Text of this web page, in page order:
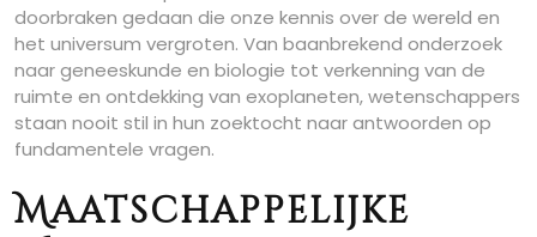
doorbraken gedaan die onze kennis over de wereld en
het universum vergroten. Van baanbrekend onderzoek
naar geneeskunde en biologie tot verkenning van de
ruimte en ontdekking van exoplaneten, wetenschappers
staan nooit stil in hun zoektocht naar antwoorden op
fundamentele vragen.
Maatschappelijke